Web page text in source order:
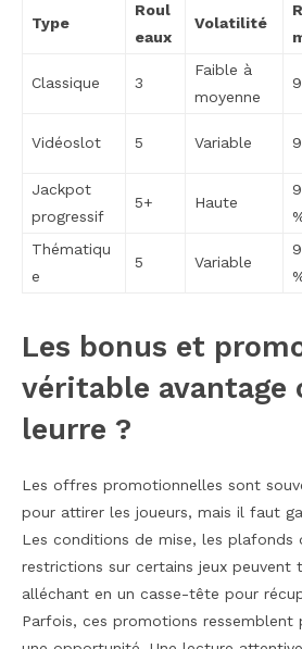
Type
Roul
eaux
Volatilité
Classique 3
Faible à
moyenne
Vidéoslot 5 Variable
Jackpot
progressif
5+ Haute
Thématiqu
e
5 Variable
Les bonus et
véritable avantage
leurre ?
Les offres promotionnelles sont
pour attirer les joueurs, mais il faut
Les conditions de mise, les plafonds
restrictions sur certains jeux peuvent
alléchant en un casse-tête pour
Parfois, ces promotions ressemblent